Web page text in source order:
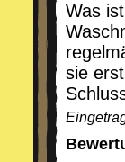
Was
sie